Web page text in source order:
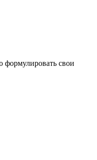
формулировать свои